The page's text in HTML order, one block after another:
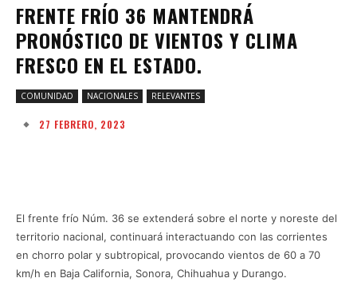
FRENTE FRÍO 36 MANTENDRÁ
PRONÓSTICO DE VIENTOS Y CLIMA
FRESCO EN EL ESTADO.
COMUNIDAD NACIONALES RELEVANTES
27 FEBRERO, 2023
El frente frío Núm. 36 se extenderá sobre el norte y noreste del
territorio nacional, continuará interactuando con las corrientes
en chorro polar y subtropical, provocando vientos de 60 a 70
km/h en Baja California, Sonora, Chihuahua y Durango.